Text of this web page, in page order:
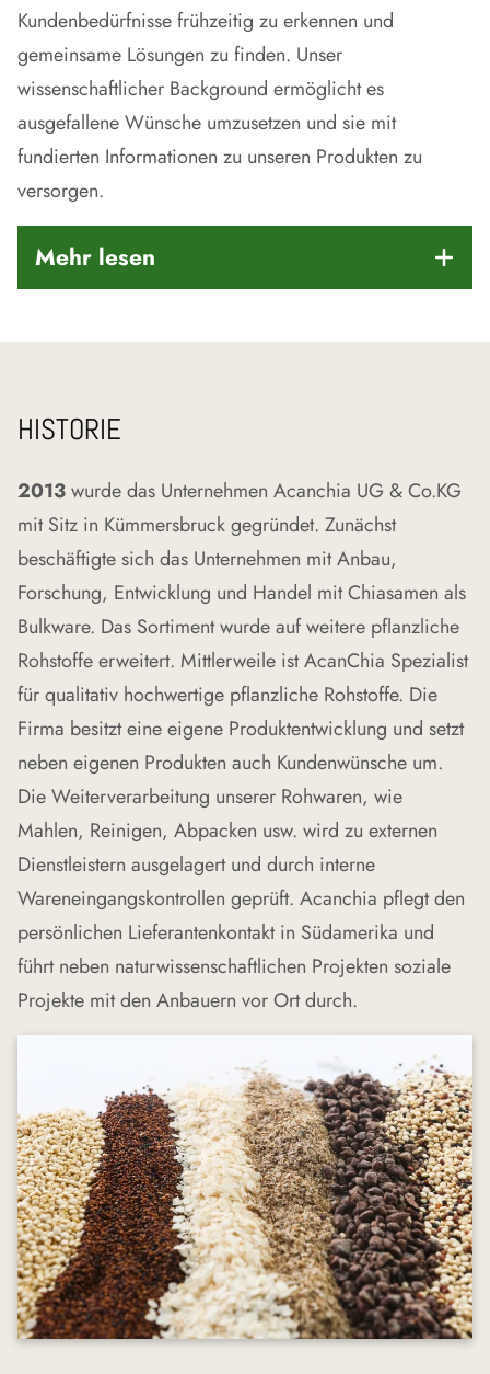
Löhne für die Anbauer.
Kundenbedürfnisse frühzeitig zu erkennen und
gemeinsame Lösungen zu finden. Unser
wissenschaftlicher Background ermöglicht es
ausgefallene Wünsche umzusetzen und sie mit
fundierten Informationen zu unseren Produkten zu
versorgen.
Mehr lesen
Voraussetzung für unseren Unternehmenserfolg.
soll und darf mit seinen Ideen an der Umsetzung
der Unternehmensziele mitwirken.
Wissenschaftliche Grundlagenarbeit
Wir betreiben aktiv wissenschaftliche
Grundlagenarbeit und Begleitforschung, um neue
Nutzungsmöglichkeiten von Rohstoffen zu
erforschen. Das Wissen, welches aus jahrelanger
Beschäftigung mit pflanzlichen Rohstoffen, einem
umfangreichen wissenschaftlichen Knowhow und
internationalen Kooperationen resultiert, geben wir
gerne an unsere Kunden weiter. Durch Forschung
und Entwicklung können für uns und unsere Kunden
neue Produkte und Services geschaffen werden,
um sich auf dem Markt gut zu positionieren.
HISTORIE
2013wurde das Unternehmen Acanchia UG & Co.KG
mit Sitz in Kümmersbruck gegründet. Zunächst
beschäftigte sich das Unternehmen mit Anbau,
Forschung, Entwicklung und Handel mit Chiasamen als
Bulkware. Das Sortiment wurde auf weitere pflanzliche
Rohstoffe erweitert. Mittlerweile ist AcanChia Spezialist
für qualitativ hochwertige pflanzliche Rohstoffe. Die
Firma besitzt eine eigene Produktentwicklung und setzt
neben eigenen Produkten auch Kundenwünsche um.
Die Weiterverarbeitung unserer Rohwaren, wie
Mahlen, Reinigen, Abpacken usw. wird zu externen
Dienstleistern ausgelagert und durch interne
Wareneingangskontrollen geprüft. Acanchia pflegt den
persönlichen Lieferantenkontakt in Südamerika und
führt neben naturwissenschaftlichen Projekten soziale
Projekte mit den Anbauern vor Ort durch.